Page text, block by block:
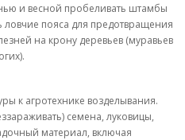
и весной пробеливать штамбы
ловчие пояса для предотвращения
на крону деревьев (муравьев
к агротехнике возделывания.
семена, луковицы,
материал, включая